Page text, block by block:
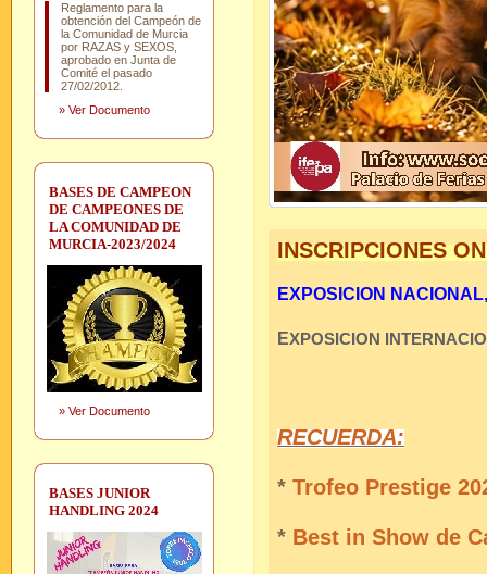
Reglamento para la
obtención del Campeón de
la Comunidad de Murcia
por RAZAS y SEXOS,
aprobado en Junta de
Comité el pasado
27/02/2012.
» Ver Documento
BASES DE CAMPEON
DE CAMPEONES DE
LA COMUNIDAD DE
MURCIA-2023/2024
» Ver Documento
BASES JUNIOR
HANDLING 2024
INSCRIPCIONES
EXPOSICION
EXPOSICION
RECUERDA:
* Trofeo Prestige
* Best in Show de